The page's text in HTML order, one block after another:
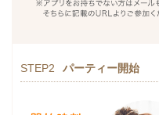
STEP2 パーティー開始